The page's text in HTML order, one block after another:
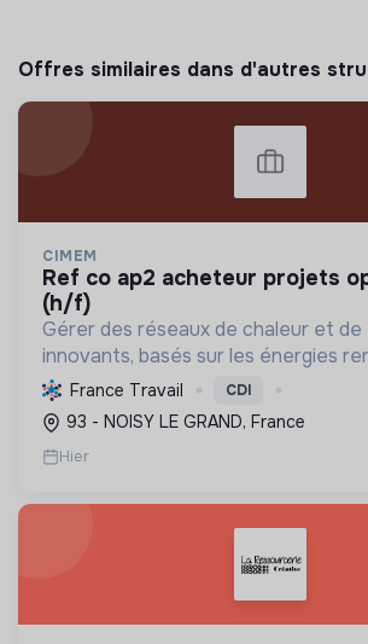
Offres similaires dans d'autres
CIMEM
ref co ap2 acheteur projets opex-capex
(h/f)
Gérer des réseaux de chaleur et de
innovants, basés sur les énergies
la récupération, pour décarboner
améliorer l'efficacité et réduire les
contribuant ainsi à...
France Travail CDI
93 - NOISY LE GRAND, France
Hier